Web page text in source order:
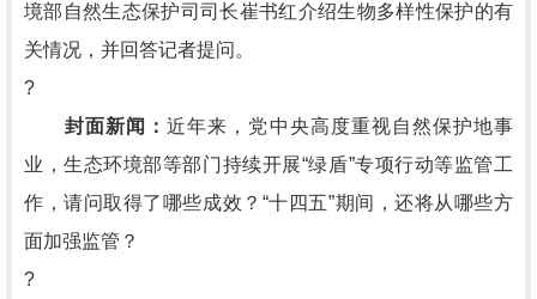
境部自然生态保护司司长崔书红介绍生物多样性保护的有
关情况，并回答记者提问。
?
封面新闻：近年来，党中央高度重视自然保护地事
业，生态环境部等部门持续开展“绿盾”专项行动等监管工
作，请问取得了哪些成效？“十四五”期间，还将从哪些方
面加强监管？
?